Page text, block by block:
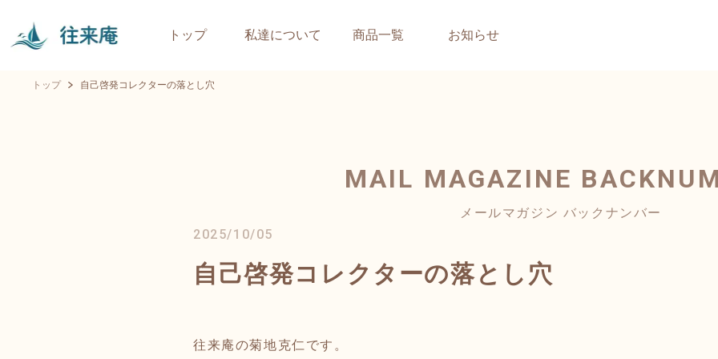
トップ 私達について 商品一覧 お知らせ
トップ 自己啓発コレクターの落とし穴
MAIL MAGAZINE
メールマガジン バックナンバー
2025/10/05
自己啓発コレクターの落とし穴
往来庵の菊地克仁です。